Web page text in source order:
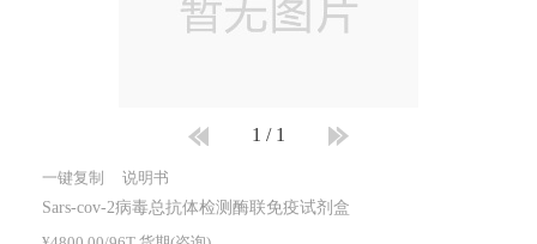
1 / 1
一键复制 说明书
Sars-cov-2病毒总抗体检测酶联免疫试剂盒